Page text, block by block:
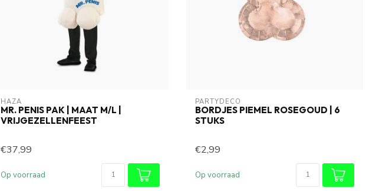
HAZA
MR. PENIS PAK | MAAT M/L |
VRIJGEZELLENFEEST
€37,99
Op voorraad
PARTYDECO
BORDJES PIEMEL ROSEGOUD | 6
STUKS
€2,99
Op voorraad